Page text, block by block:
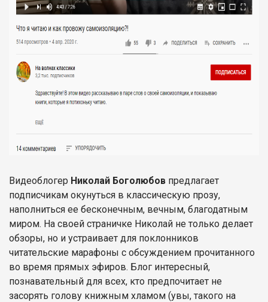
Видеоблогер Николай Боголюбов предлагает
подписчикам окунуться в классическую прозу,
наполниться ее бесконечным, вечным, благодатным
миром. На своей страничке Николай не только делает
обзоры, но и устраивает для поклонников
читательские марафоны с обсуждением прочитанного
во время прямых эфиров. Блог интересный,
познавательный для всех, кто предпочитает не
засорять голову книжным хламом (увы, такого на